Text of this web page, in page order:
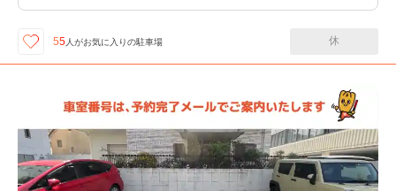
55 人がお気に入りの駐車場 休